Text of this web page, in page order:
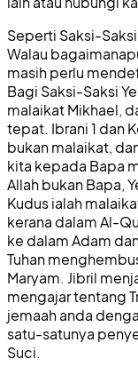
Seperti Saksi-
Walau
masih perlu
Bagi Saksi-Saksi
malaikat Mikhael,
tepat. Ibrani 1 dan
bukan malaikat,
kita kepada Bapa
Allah bukan Bapa,
Kudus ialah
kerana dalam Al-
ke dalam Adam
Tuhan
Maryam. Jibril
mengajar tentang
jemaah anda
satu-satunya
Suci.